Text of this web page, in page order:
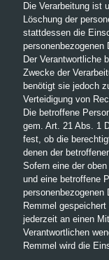
Die Verarbeitung ist
Löschung der
stattdessen die
personenbezogenen
Der Verantwortliche
Zwecke der
benötigt sie jedoch
Verteidigung von
Die betroffene
gem. Art. 21 Abs. 1
fest, ob die
denen der
Sofern eine der
und eine betroffene
personenbezogenen
Remmel
jederzeit an einen
Verantwortlichen
Remmel wird die